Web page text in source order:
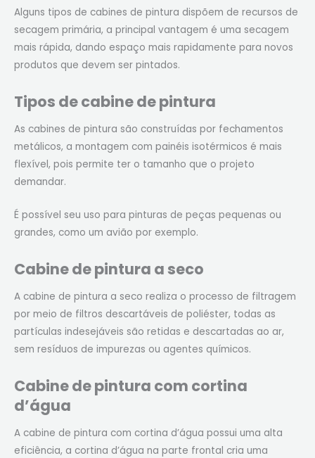
Alguns tipos de cabines de pintura dispõem de recursos de
secagem primária, a principal vantagem é uma secagem
mais rápida, dando espaço mais rapidamente para novos
produtos que devem ser pintados.
Tipos de cabine de pintura
As cabines de pintura são construídas por fechamentos
metálicos, a montagem com painéis isotérmicos é mais
flexível, pois permite ter o tamanho que o projeto
demandar.
É possível seu uso para pinturas de peças pequenas ou
grandes, como um avião por exemplo.
Cabine de pintura a seco
A cabine de pintura a seco realiza o processo de filtragem
por meio de filtros descartáveis de poliéster, todas as
partículas indesejáveis são retidas e descartadas ao ar,
sem resíduos de impurezas ou agentes químicos.
Cabine de pintura com cortina
d’água
A cabine de pintura com cortina d’água possui uma alta
eficiência, a cortina d’água na parte frontal cria uma